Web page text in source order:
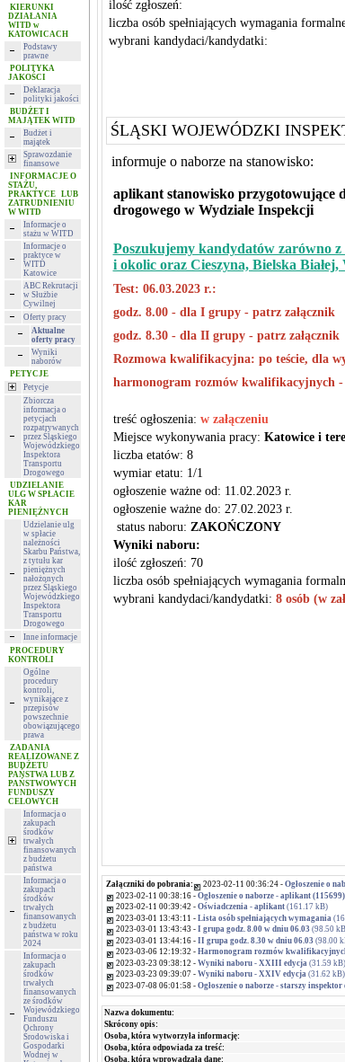
KIERUNKI
DZIAŁANIA
WITD w
KATOWICACH
Podstawy
prawne
POLITYKA
JAKOŚCI
Deklaracja
polityki jakości
BUDŻET I
MAJĄTEK WITD
Budżet i
majątek
Sprawozdanie
finansowe
INFORMACJE O
STAŻU,
PRAKTYCE LUB
ZATRUDNIENIU
W WITD
Informacje o
stażu w WITD
Informacje o
praktyce w
WITD
Katowice
ABC Rekrutacji
w Służbie
Cywilnej
Oferty pracy
Aktualne
oferty pracy
Wyniki
naborów
PETYCJE
Petycje
Zbiorcza
informacja o
petycjach
rozpatrywanych
przez Śląskiego
Wojewódzkiego
Inspektora
Transportu
Drogowego
UDZIELANIE
ULG W SPŁACIE
KAR
PIENIĘŻNYCH
Udzielanie ulg
w spłacie
należności
Skarbu Państwa,
z tytułu kar
pieniężnych
nałożonych
przez Śląskiego
Wojewódzkiego
Inspektora
Transportu
Drogowego
Inne informacje
PROCEDURY
KONTROLI
Ogólne
procedury
kontroli,
wynikające z
przepisów
powszechnie
obowiązującego
prawa
ZADANIA
REALIZOWANE Z
BUDŻETU
PAŃSTWA LUB Z
PAŃSTWOWYCH
FUNDUSZY
CELOWYCH
Informacja o
zakupach
środków
trwałych
finansowanych
z budżetu
państwa
Informacja o
zakupach
środków
trwałych
finansowanych
z budżetu
państwa w roku
2024
Informacja o
zakupach
środków
trwałych
finansowanych
ze środków
Wojewódzkiego
Funduszu
Ochrony
Środowiska i
Gospodarki
Wodnej w
ilość zgłoszeń:
liczba osób spełniających wymagania
wybrani kandydaci/kandydatki:
ŚLĄSKI WOJEWÓDZKI
informuje o naborze na stanowisko:
aplikant stanowisko przygotowujące
drogowego w Wydziale Inspekcji
Poszukujemy kandydatów zarówno
i okolic oraz Cieszyna, Bielska Białej,
Test: 06.03.2023 r.:
godz. 8.00 - dla I grupy - patrz załącznik
godz. 8.30 - dla II grupy - patrz załącznik
Rozmowa kwalifikacyjna: po teście, dla
harmonogram rozmów kwalifikacyjnych
treść ogłoszenia: w załączeniu
Miejsce wykonywania pracy: Katowice i
liczba etatów: 8
wymiar etatu: 1/1
ogłoszenie ważne od: 11.02.2023 r.
ogłoszenie ważne do: 27.02.2023 r.
status naboru: ZAKOŃCZONY
Wyniki naboru:
ilość zgłoszeń: 70
liczba osób spełniających wymagania
wybrani kandydaci/kandydatki: 8 osób (w
Załączniki do pobrania: 2023-02-11 00:36:24 - Ogłoszenie o
2023-02-11 00:38:16 - Ogłoszenie o naborze - aplikant (115699)
2023-02-11 00:39:42 - Oświadczenia - aplikant(161.17 kB)
2023-03-01 13:43:11 - Lista osób spełniających wymagania
2023-03-01 13:43:43 - I grupa godz. 8.00 w dniu 06.03 (98.50
2023-03-01 13:44:16 - II grupa godz. 8.30 w dniu 06.03 (98.00
2023-03-06 12:19:32 - Harmonogram rozmów
2023-03-23 09:38:12 - Wyniki naboru - XXIII edycja (31.59 kB)
2023-03-23 09:39:07 - Wyniki naboru - XXIV edycja(31.62 kB)
2023-07-08 06:01:58 - Ogłoszenie o naborze - starszy
Nazwa dokumentu:
Skrócony opis:
Osoba, która wytworzyła informację:
Osoba, która odpowiada za treść:
Osoba, która wprowadzała dane: